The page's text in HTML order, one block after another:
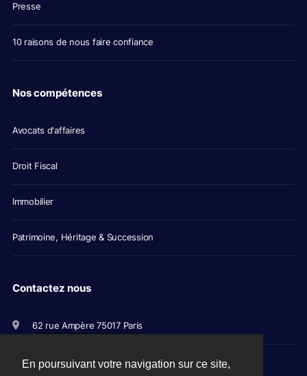
En poursuivant votre navigation sur ce site,
Presse
10 raisons de nous faire confiance
Nos compétences
Avocats d'affaires
Droit Fiscal
Immobilier
Patrimoine, Héritage & Succession
Contactez nous
62 rue Ampère 75017 Paris
+33(0)1 56 79 11 00